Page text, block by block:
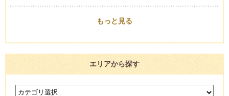
もっと見る
エリアから探す